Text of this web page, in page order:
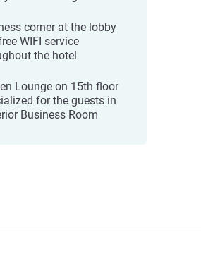
corner at the lobby
WIFI service
the hotel
Lounge on 15th floor
for the guests in
Business Room